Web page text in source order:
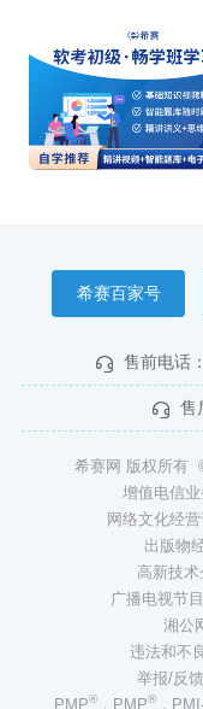
希赛百家号
售前电话：
售
希赛网 版权所有
增值电信
网络文化经
出版物
高新技术
广播电视节
湘公
违法和不
举报/反
PMP®，PMP®，